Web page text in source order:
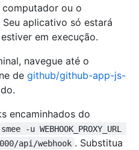
computador ou o
aplicativo só estará
em execução.
navegue até o
de github/github-app-js-
encaminhados do
-u WEBHOOK_PROXY_URL
api/webhook . Substitua